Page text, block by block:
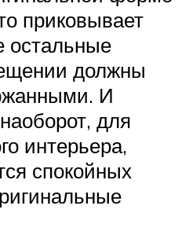
приковывает
остальные
должны
И
для
интерьера,
спокойных